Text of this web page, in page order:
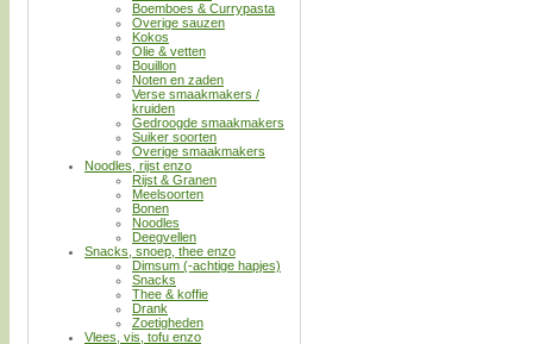
Boemboes & Currypasta
Overige sauzen
Kokos
Olie & vetten
Bouillon
Noten en zaden
Verse smaakmakers /
kruiden
Gedroogde smaakmakers
Suiker soorten
Overige smaakmakers
Noodles, rijst enzo
Rijst & Granen
Meelsoorten
Bonen
Noodles
Deegvellen
Snacks, snoep, thee enzo
Dimsum (-achtige hapjes)
Snacks
Thee & koffie
Drank
Zoetigheden
Vlees, vis, tofu enzo